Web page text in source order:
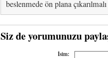
beslenmede ön plana
Siz de yorumunuzu
İsim: